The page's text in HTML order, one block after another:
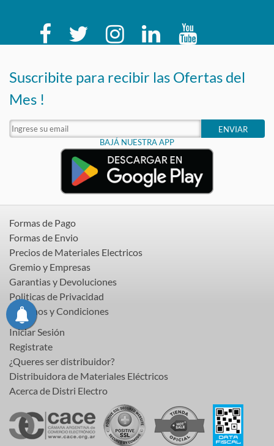
Suscribite para recibir las Ofertas del
Mes !
ENVIAR
BAJÁ NUESTRA APP
Formas de Pago
Formas de Envio
Precios de Materiales Electricos
Gremio y Empresas
Garantias y Devoluciones
Politicas de Privacidad
Terminos y Condiciones
Iniciar Sesión
Registrate
¿Queres ser distribuidor?
Distribuidora de Materiales Eléctricos
Acerca de Distri Electro